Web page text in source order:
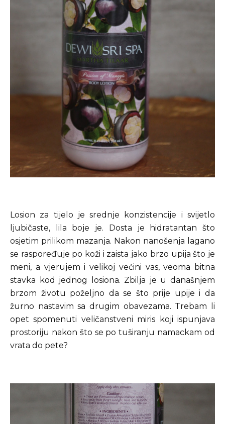
Losion za tijelo je srednje konzistencije i svijetlo
ljubičaste, lila boje je. Dosta je hidratantan što
osjetim prilikom mazanja. Nakon nanošenja lagano
se raspoređuje po koži i zaista jako brzo upija što je
meni, a vjerujem i velikoj većini vas, veoma bitna
stavka kod jednog losiona. Zbilja je u današnjem
brzom životu poželjno da se što prije upije i da
žurno nastavim sa drugim obavezama. Trebam li
opet spomenuti veličanstveni miris koji ispunjava
prostoriju nakon što se po tuširanju namackam od
vrata do pete?